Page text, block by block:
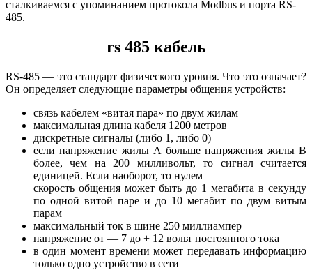
сталкиваемся с упоминанием протокола Modbus и порта RS-
485.
rs 485 кабель
RS-485 — это стандарт физического уровня. Что это означает?
Он определяет следующие параметры общения устройств:
связь кабелем «витая пара» по двум жилам
максимальная длина кабеля 1200 метров
дискретные сигналы (либо 1, либо 0)
если напряжение жилы А больше напряжения жилы В
более, чем на 200 милливольт, то сигнал считается
единицей. Если наоборот, то нулем
скорость общения может быть до 1 мегабита в секунду
по одной витой паре и до 10 мегабит по двум витым
парам
максимальный ток в шине 250 миллиампер
напряжение от — 7 до + 12 вольт постоянного тока
в один момент времени может передавать информацию
только одно устройство в сети